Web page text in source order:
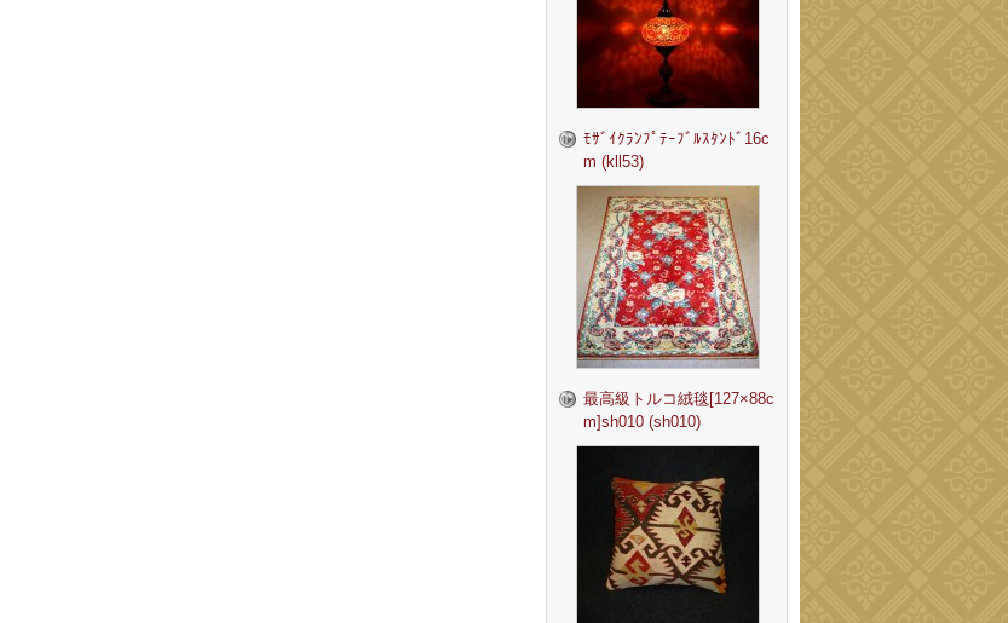
ﾓｻﾞｲｸﾗﾝﾌﾟﾃｰﾌﾞﾙｽﾀﾝﾄﾞ16c
m (kll53)
最高級トルコ絨毯[127×88c
m]sh010 (sh010)